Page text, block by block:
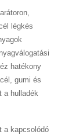
légkés
hatékony
gumi és
a hulladék
a kapcsolódó